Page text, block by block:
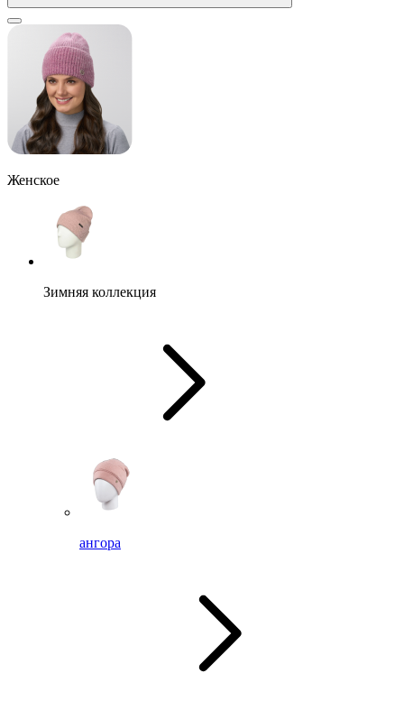
Женское
Зимняя коллекция
ангора